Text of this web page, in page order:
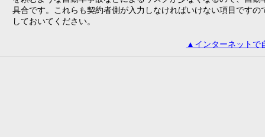
具合です。これらも契約者側が入力しなければいけない項目です
しておいてください。
▲インターネット